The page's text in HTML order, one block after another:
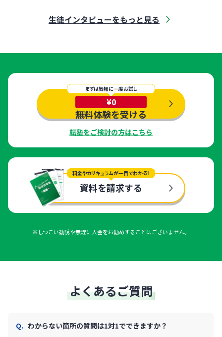
生徒インタビューをもっと見る
まずは気軽に一度お試し
¥0
無料体験を受ける
転塾をご検討の方はこちら
料金やカリキュラムが一目でわかる！
資料を請求する
※しつこい勧誘や無理に入会をお勧めすることはございません。
よくあるご質問
わからない箇所の質問は1対1でできますか？